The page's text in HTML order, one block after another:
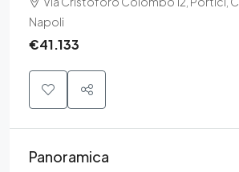
Napoli
€41.133
Panoramica